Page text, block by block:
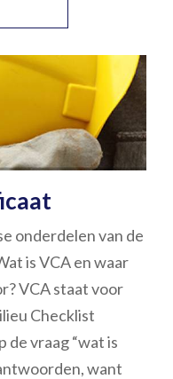
onderdelen van de
is VCA en waar
VCA staat voor
Checklist
vraag “wat is
want